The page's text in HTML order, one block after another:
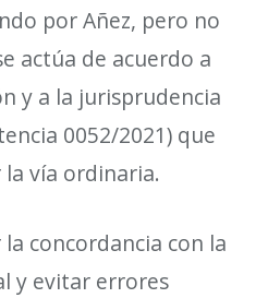
por Añez, pero no
actúa de acuerdo a
y a la jurisprudencia
0052/2021) que
vía ordinaria.
concordancia con la
y evitar errores